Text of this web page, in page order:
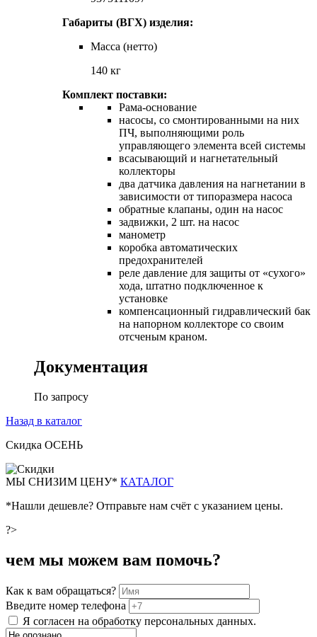
Габариты (ВГХ) изделия:
Масса (нетто)
140 кг
Комплект поставки:
Рама-основание
насосы, со смонтированными на них
ПЧ, выполняющими роль
управляющего элемента всей системы
всасывающий и нагнетательный
коллекторы
два датчика давления на нагнетании в
зависимости от типоразмера насоса
обратные клапаны, один на насос
задвижки, 2 шт. на насос
манометр
коробка автоматических
предохранителей
реле давление для защиты от «сухого»
хода, штатно подключенное к
установке
компенсационный гидравлический бак
на напорном коллекторе со своим
отсченым краном.
Документация
По запросу
Назад в каталог
Скидка ОСЕНЬ
МЫ СНИЗИМ ЦЕНУ* КАТАЛОГ
*Нашли дешевле? Отправьте нам счёт с указанием цены.
?>
чем мы можем вам помочь?
Как к вам обращаться?
Введите номер телефона
Я согласен на обработку персональных данных.